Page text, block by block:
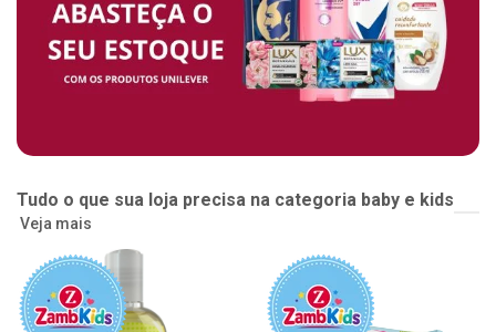
Tudo o que sua loja precisa na categoria baby e kids
Veja mais